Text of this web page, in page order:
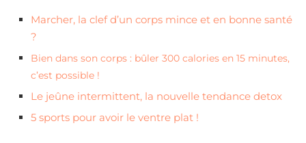
Marcher, la clef d’un corps mince et en bonne santé
?
Bien dans son corps : bûler 300 calories en 15 minutes,
c’est possible !
Le jeûne intermittent, la nouvelle tendance detox
5 sports pour avoir le ventre plat !